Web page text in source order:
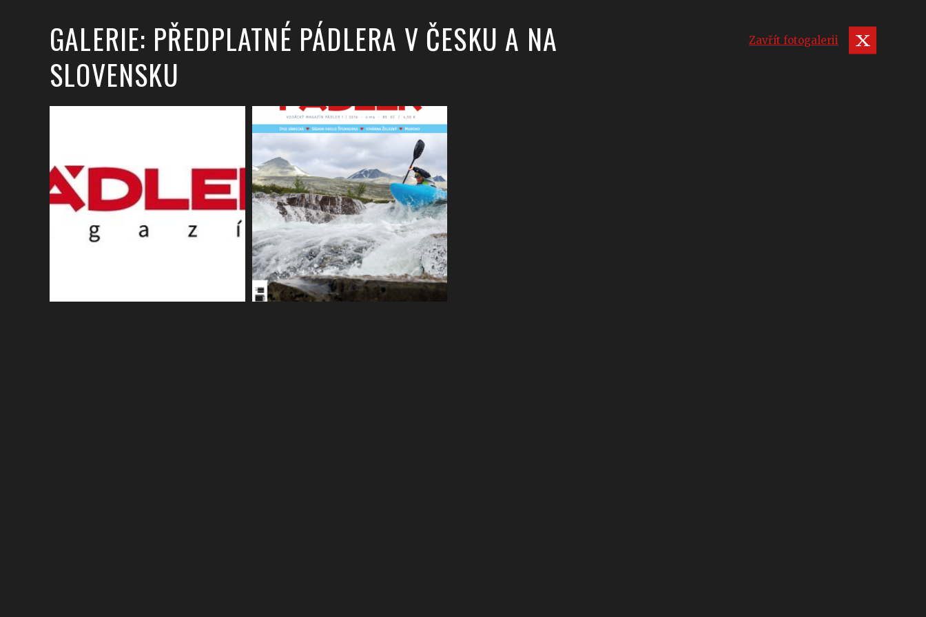
GALERIE: PŘEDPLATNÉ PÁDLERA V ČESKU A NA
SLOVENSKU
Zavřít fotogalerii